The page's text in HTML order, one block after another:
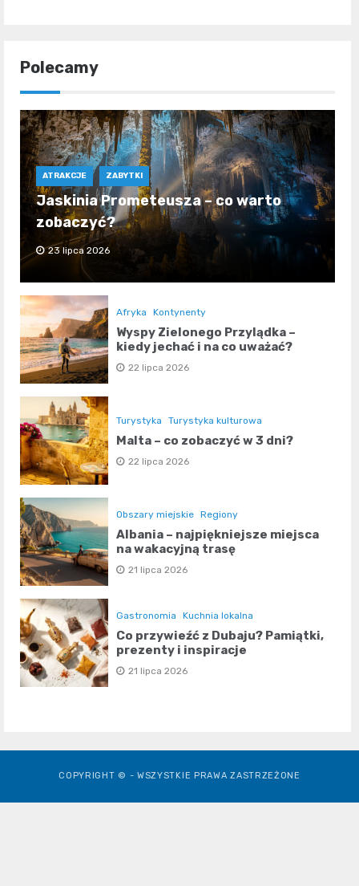
Polecamy
ATRAKCJE ZABYTKI
Jaskinia Prometeusza – co warto
zobaczyć?
23 lipca 2026
Afryka Kontynenty
Wyspy Zielonego Przylądka –
kiedy jechać i na co uważać?
22 lipca 2026
Turystyka Turystyka kulturowa
Malta – co zobaczyć w 3 dni?
22 lipca 2026
Obszary miejskie Regiony
Albania – najpiękniejsze miejsca
na wakacyjną trasę
21 lipca 2026
Gastronomia Kuchnia lokalna
Co przywieźć z Dubaju? Pamiątki,
prezenty i inspiracje
21 lipca 2026
COPYRIGHT © - WSZYSTKIE PRAWA ZASTRZEŻONE